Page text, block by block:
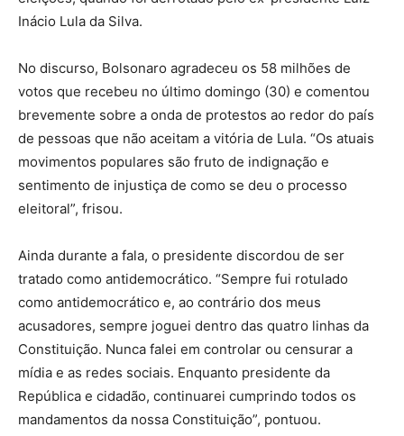
Inácio Lula da Silva.
No discurso, Bolsonaro agradeceu os 58 milhões de
votos que recebeu no último domingo (30) e comentou
brevemente sobre a onda de protestos ao redor do país
de pessoas que não aceitam a vitória de Lula. “Os atuais
movimentos populares são fruto de indignação e
sentimento de injustiça de como se deu o processo
eleitoral”, frisou.
Ainda durante a fala, o presidente discordou de ser
tratado como antidemocrático. “Sempre fui rotulado
como antidemocrático e, ao contrário dos meus
acusadores, sempre joguei dentro das quatro linhas da
Constituição. Nunca falei em controlar ou censurar a
mídia e as redes sociais. Enquanto presidente da
República e cidadão, continuarei cumprindo todos os
mandamentos da nossa Constituição”, pontuou.